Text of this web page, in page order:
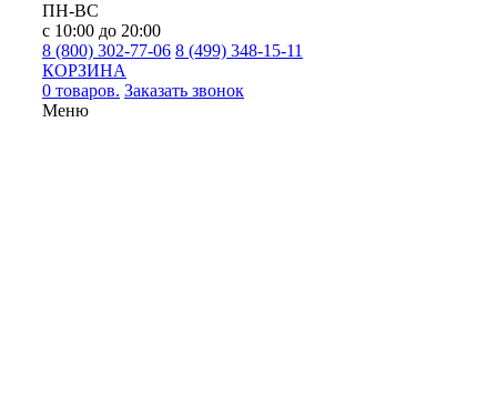
ПН-ВС
с 10:00 до 20:00
8 (800) 302-77-06 8 (499) 348-15-11
КОРЗИНА
0 товаров. Заказать звонок
Меню